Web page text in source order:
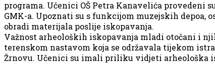
programa. Učenici OŠ Petra Kanavelića provedeni
GMK-a. Upoznati su s funkcijom muzejskih depoa,
obradi materijala poslije iskopavanja.
Važnost arheoloških iskopavanja mladi otočani i
terenskom nastavom koja se održavala tijekom
Žrnovu. Učenici su imali priliku vidjeti arheološka